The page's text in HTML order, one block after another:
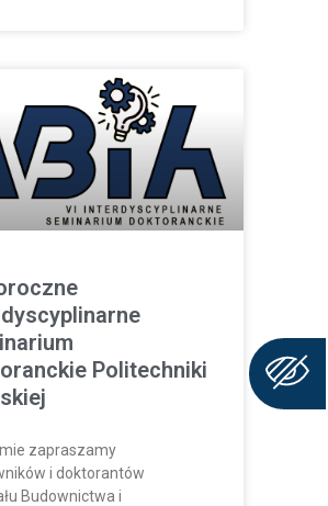
Politechniki
zapraszamy
i doktorantów
Budownictwa i